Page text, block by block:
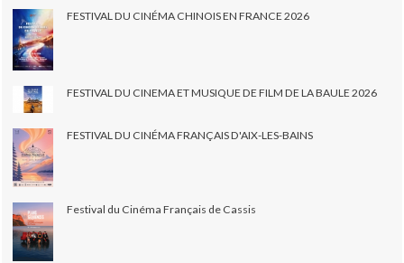
FESTIVAL DU CINÉMA CHINOIS EN FRANCE 2026
FESTIVAL DU CINEMA ET MUSIQUE DE FILM DE LA BAULE 2026
FESTIVAL DU CINÉMA FRANÇAIS D'AIX-LES-BAINS
Festival du Cinéma Français de Cassis